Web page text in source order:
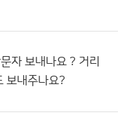
자 보내나요 ? 거리
보내주나요?